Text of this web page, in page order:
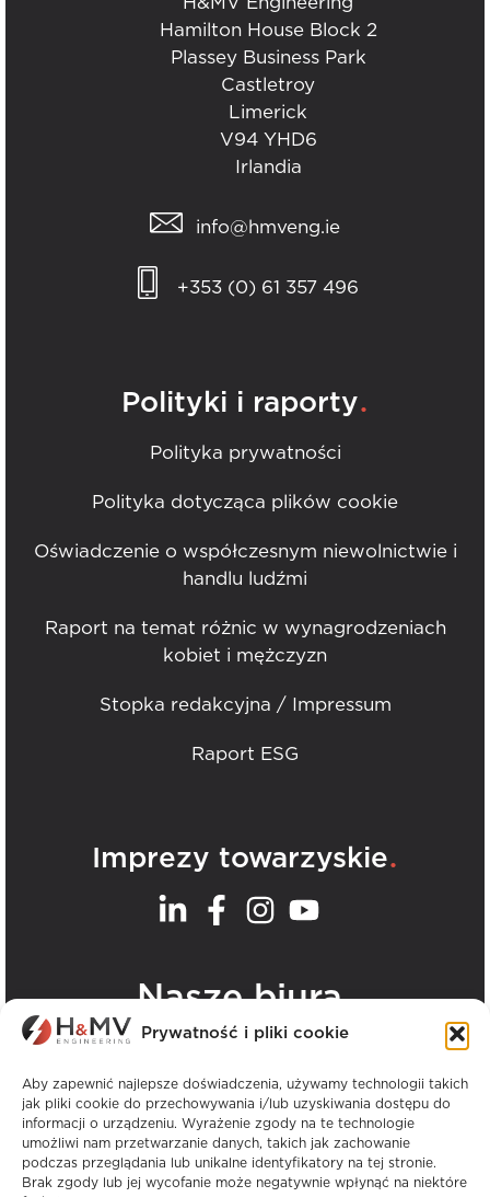
Prywatność i pliki cookie
Aby zapewnić najlepsze doświadczenia, używamy technologii takich
jak pliki cookie do przechowywania i/lub uzyskiwania dostępu do
informacji o urządzeniu. Wyrażenie zgody na te technologie
umożliwi nam przetwarzanie danych, takich jak zachowanie
podczas przeglądania lub unikalne identyfikatory na tej stronie.
Brak zgody lub jej wycofanie może negatywnie wpłynąć na niektóre
Hamilton House Block 2
Plassey Business Park
Castletroy
Limerick
V94 YHD6
Irlandia
info@hmveng.ie
+353 (0) 61 357 496
Polityki i raporty.
Polityka prywatności
Polityka dotycząca plików cookie
Oświadczenie o współczesnym niewolnictwie i
handlu ludźmi
Raport na temat różnic w wynagrodzeniach
kobiet i mężczyzn
Stopka redakcyjna / Impressum
Raport ESG
Imprezy towarzyskie.
Nasze biura.